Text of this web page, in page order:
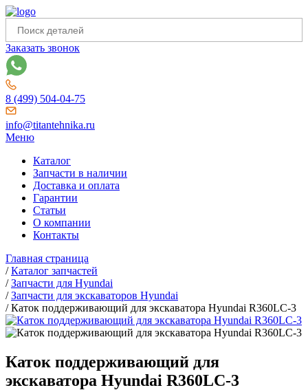
Заказать звонок
8 (499) 504-04-75
info@titantehnika.ru
Меню
Каталог
Запчасти в наличии
Доставка и оплата
Гарантии
Статьи
О компании
Контакты
Главная страница
/Каталог запчастей
/Запчасти для Hyundai
/Запчасти для экскаваторов Hyundai
/Каток поддерживающий для экскаватора Hyundai R360LC-3
Каток поддерживающий для
экскаватора Hyundai R360LC-3